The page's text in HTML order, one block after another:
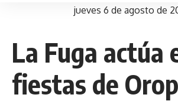
jueves 6 de agosto de
La Fuga actúa
fiestas de